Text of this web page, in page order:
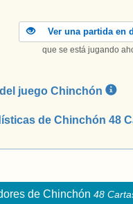
Ver una partida en
que se está jugando
juego Chinchón
de Chinchón 48
de Chinchón 48